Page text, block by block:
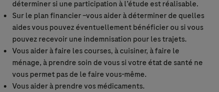
déterminer si une participation à l’étude est réalisable.
Sur le plan financier –vous aider à déterminer de quelles
aides vous pouvez éventuellement bénéficier ou si vous
pouvez recevoir une indemnisation pour les trajets.
Vous aider à faire les courses, à cuisiner, à faire le
ménage, à prendre soin de vous si votre état de santé ne
vous permet pas de le faire vous-même.
Vous aider à prendre vos médicaments.
cela, Roche devra effectuer un traitement de vos données personnelles,
conformément à la législation en vigueur et aux règles applicables en
matière de traitement de données à caractère personnel mis en oeuvre à
des fins de gestion des vigilances sanitaires. Vos données ne seront
traitées que dans ce but. Pour toute information complémentaire sur le
traitement de vos données personnelles, vous pouvez consulter notre page
vosdonnées.roche.fr